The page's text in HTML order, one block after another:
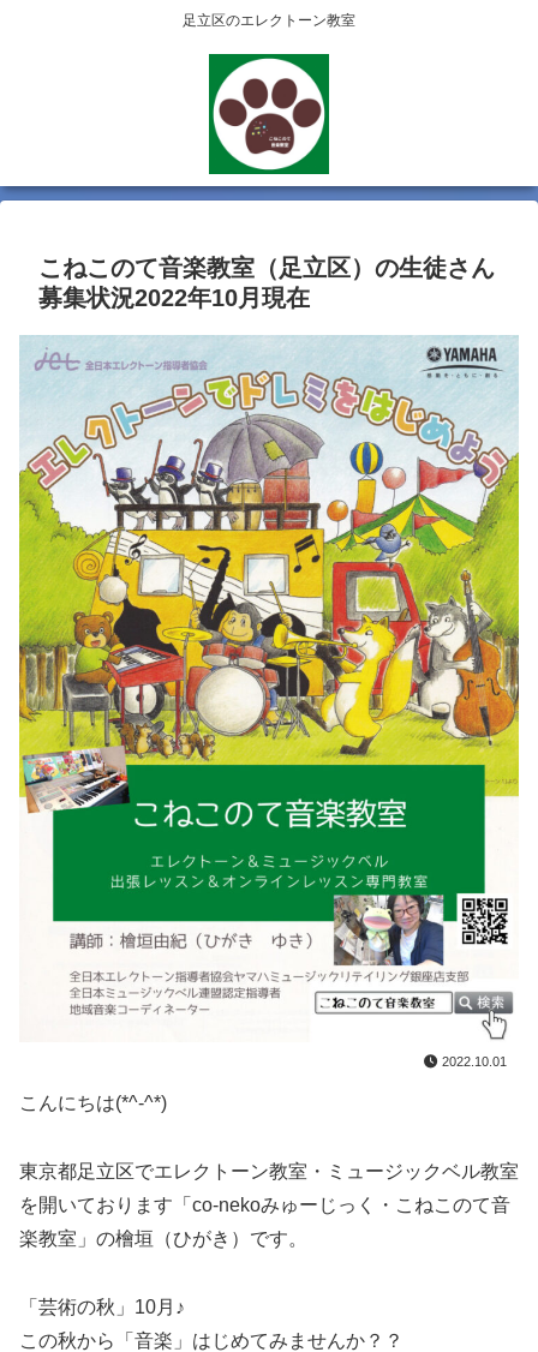
足立区のエレクトーン教室
こねこのて音楽教室（足立区）の生徒さん
募集状況2022年10月現在
2022.10.01
こんにちは(*^-^*)
東京都足立区でエレクトーン教室・ミュージックベル教室
を開いております「co-nekoみゅーじっく・こねこのて音
楽教室」の檜垣（ひがき）です。
「芸術の秋」10月♪
この秋から「音楽」はじめてみませんか？？